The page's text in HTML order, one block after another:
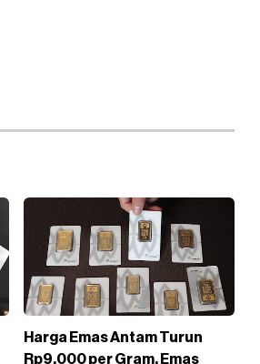
Harga Emas Antam Turun
Rp9.000 per Gram, Emas